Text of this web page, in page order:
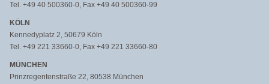
Tel. +49 40 500360-0, Fax +49 40 500360-99
KÖLN
Kennedyplatz 2, 50679 Köln
Tel. +49 221 33660-0, Fax +49 221 33660-80
MÜNCHEN
Prinzregentenstraße 22, 80538 München